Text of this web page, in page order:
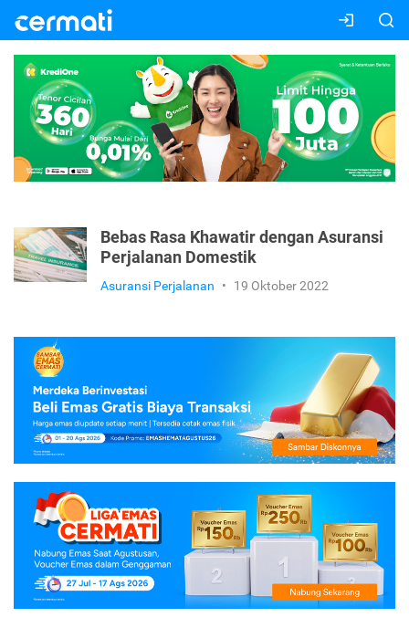
Bebas Rasa Khawatir dengan Asuransi
Perjalanan Domestik
Asuransi Perjalanan • 19 Oktober 2022